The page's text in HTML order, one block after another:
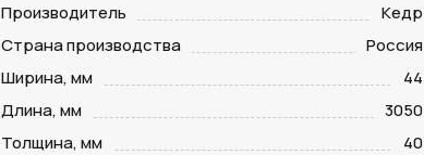
Производитель
Кедр
Страна производства
Россия
Ширина, мм
44
Длина, мм
3050
Толщина, мм
40